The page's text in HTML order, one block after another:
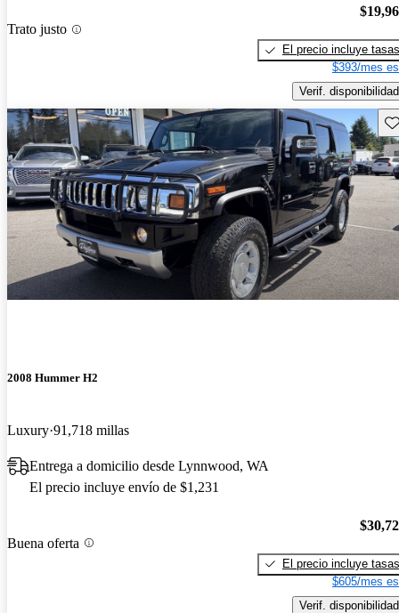
Trato justo
El precio incluye tasas
$393/mes
Verif. disponibilidad
2008 Hummer H2
Luxury 91,718 millas
Entrega a domicilio desde Lynnwood, WA
El precio incluye envío de $1,231
Buena oferta
El precio incluye tasas
$605/mes
Verif. disponibilidad